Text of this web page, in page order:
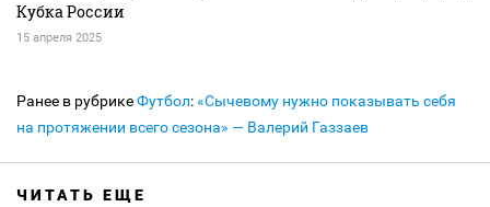
Кубка России
15 апреля 2025
Ранее в рубрикеФутбол:«Сычевому нужно показывать себя
на протяжении всего сезона» — Валерий Газзаев
ЧИТАТЬ ЕЩЕ